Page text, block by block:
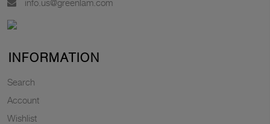
info.us@greenlam.com
INFORMATION
Search
Account
Wishlist